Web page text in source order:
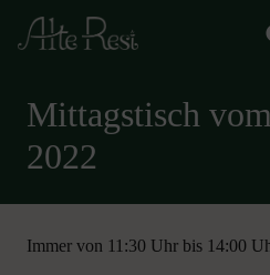
Mittagstisch
2022
Immer von 11:30 Uhr bis 14:00